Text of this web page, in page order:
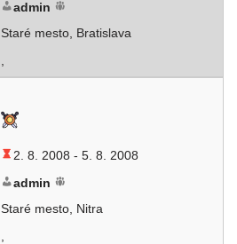
admin
Staré mes­to, Bratislava
,
2. 8. 2008 - 5. 8. 2008
admin
Staré mes­to, Nitra
,